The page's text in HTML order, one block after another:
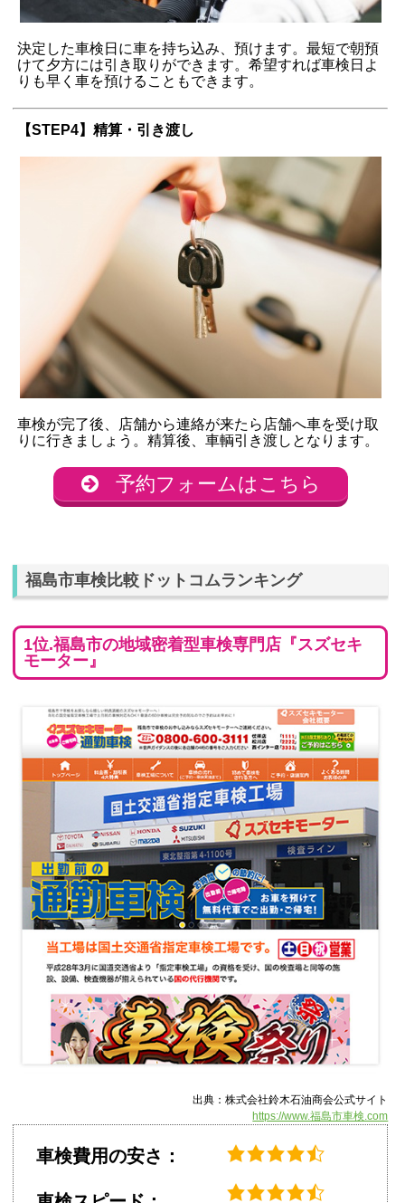
決定した車検日に車を持ち込み、預けます。最短で朝預
けて夕方には引き取りができます。希望すれば車検日よ
りも早く車を預けることもできます。
【STEP4】精算・引き渡し
車検が完了後、店舗から連絡が来たら店舗へ車を受け取
りに行きましょう。精算後、車輌引き渡しとなります。
予約フォームはこちら
福島市車検比較ドットコムランキング
1位.福島市の地域密着型車検専門店『スズセキ
モーター』
出典：株式会社鈴木石油商会公式サイト
https://www.福島市車検.com
車検費用の安さ：